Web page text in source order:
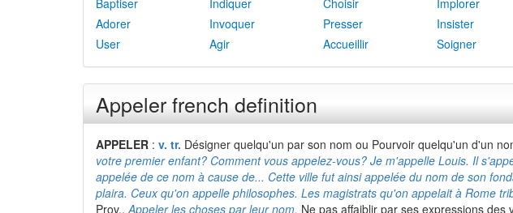
Baptiser
Indiquer Choisir Implorer
Adorer
Invoquer Presser Insister
User
Agir Accueillir Soigner
Appeler french definition
APPELER : v. tr. Désigner quelqu'un par son nom ou Pourvoir quelqu'un d'un
votre premier enfant? Comment vous appelez-vous? Je m'appelle Louis. Il
appelée de ce nom à cause de... Cette ville fut ainsi appelée du nom de son
plaira. Ceux qu'on appelle philosophes. Les magistrats qu'on appelait à Rome
Prov., Appeler les choses par leur nom, Ne pas affaiblir par ses expressions des